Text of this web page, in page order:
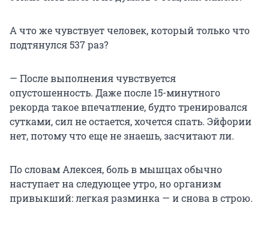
А что же чувствует человек, который только что
подтянулся 537 раз?
— После выполнения чувствуется
опустошенность. Даже после 15-минутного
рекорда такое впечатление, будто тренировался
сутками, сил не остается, хочется спать. Эйфории
нет, потому что еще не знаешь, засчитают ли.
По словам Алексея, боль в мышцах обычно
наступает на следующее утро, но организм
привыкший: легкая разминка — и снова в строю.